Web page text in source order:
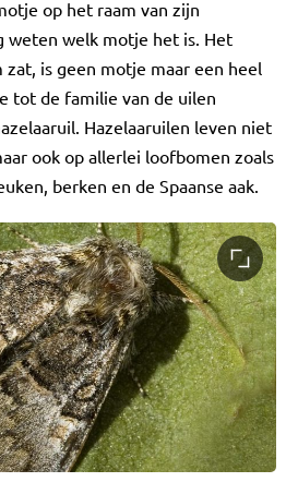
op het raam van zijn
weten welk motje het is. Het
zat, is geen motje maar een heel
tot de familie van de uilen
Hazelaaruilen leven niet
ook op allerlei loofbomen zoals
berken en de Spaanse aak.